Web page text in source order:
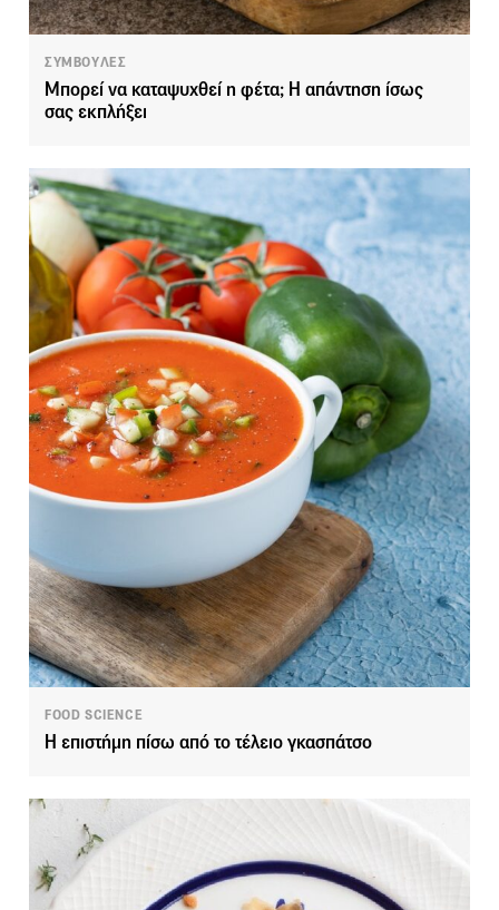
ΣΥΜΒΟΥΛΕΣ
Μπορεί να καταψυχθεί η φέτα; Η απάντηση ίσως
σας εκπλήξει
FOOD SCIENCE
Η επιστήμη πίσω από το τέλειο γκασπάτσο